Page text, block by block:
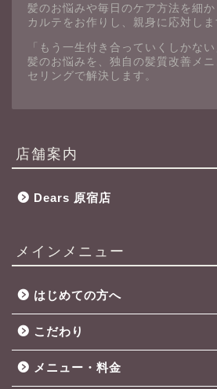
髪のお悩みや毎日のケア方法を細
カルテをお作りし、親身に応対しま
「もう一生付き合っていくしかな
髪のお悩みを、独自の髪質改善メ
セリングで解決します。
店舗案内
Dears 原宿店
メインメニュー
はじめての方へ
こだわり
メニュー・料金